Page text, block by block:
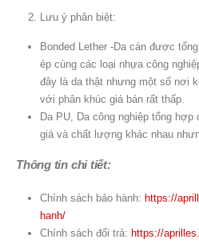
Lưu ý phân biệt:
Bonded Lether -Da cán được
ép cùng các loại nhựa công
đây là da thật nhưng một số nơi
với phân khúc giá bán rất thấp.
Da PU, Da công nghiệp tổng hợp
giá và chất lượng khác nhau
Thông tin chi tiết:
Chính sách bảo hành: https://
hanh/
Chính sách đổi trả: https://